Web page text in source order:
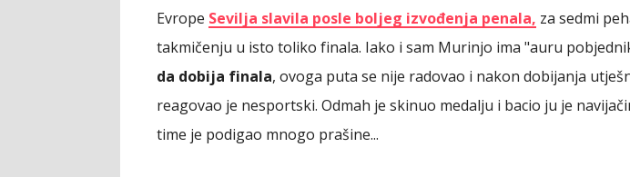
Evrope Sevilja slavila posle boljeg izvođenja penala, za sedmi
takmičenju u isto toliko finala. Iako i sam Murinjo ima "auru
da dobija finala, ovoga puta se nije radovao i nakon dobijanja
reagovao je nesportski. Odmah je skinuo medalju i bacio ju je
time je podigao mnogo prašine...